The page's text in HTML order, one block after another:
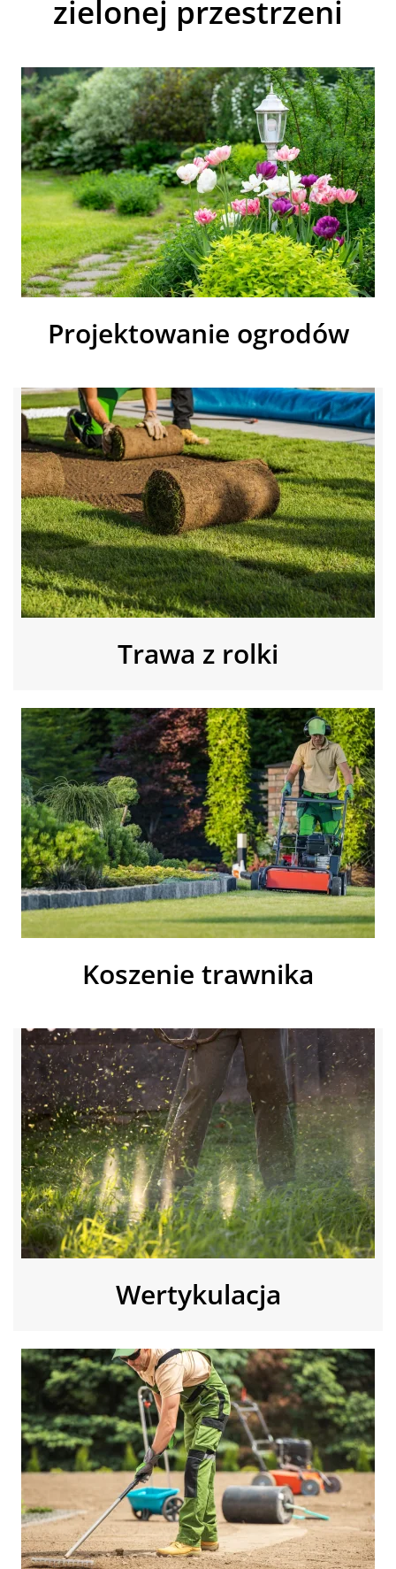
zielonej przestrzeni
Projektowanie ogrodów
Trawa z rolki
Koszenie trawnika
Wertykulacja